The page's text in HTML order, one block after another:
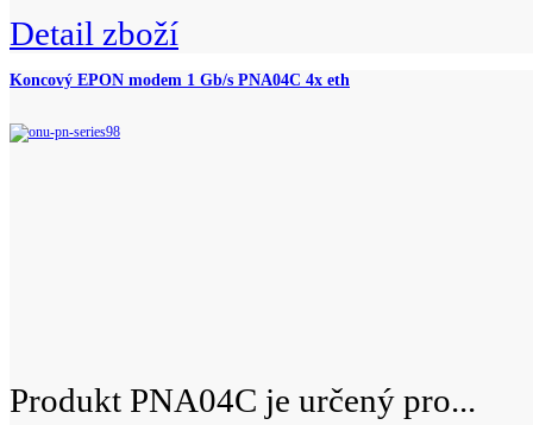
Detail zboží
Koncový EPON modem 1 Gb/s PNA04C 4x eth
Produkt PNA04C je určený pro...